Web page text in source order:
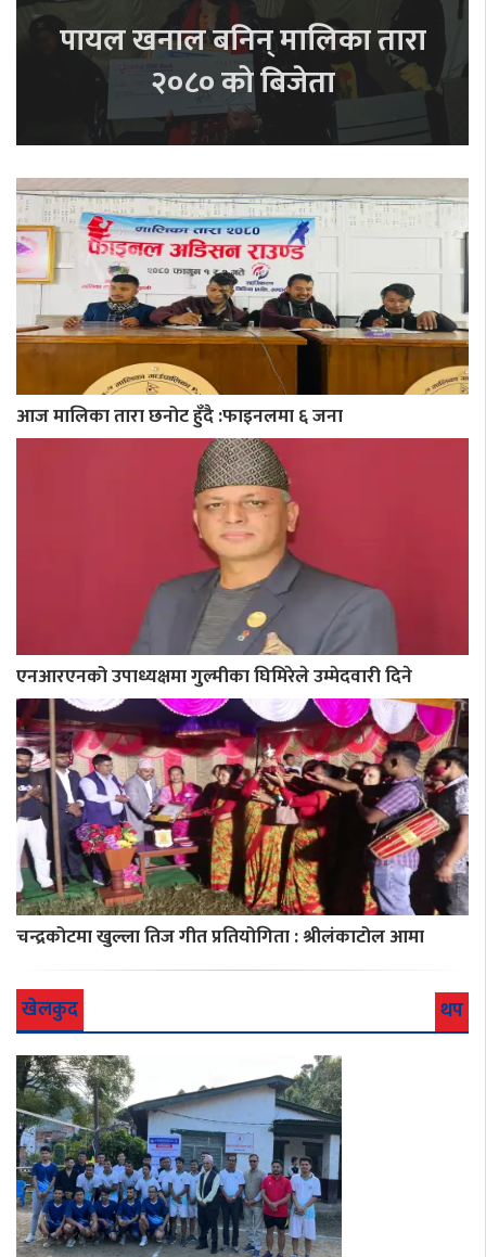
पायल खनाल बनिन् मालिका तारा
२०८० को बिजेता
आज मालिका तारा छनोट हुँदै :फाइनलमा ६ जना
एनआरएनको उपाध्यक्षमा गुल्मीका घिमिरेले उम्मेदवारी दिने
चन्द्रकोटमा खुल्ला तिज गीत प्रतियोगिता : श्रीलंकाटोल आमा
खेलकुद थप